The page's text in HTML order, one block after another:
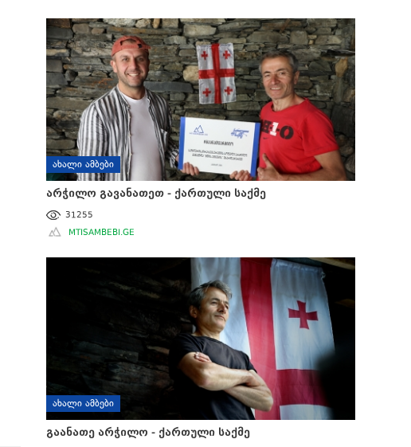
ᲐᲮᲐᲚᲘ ᲐᲛᲑᲔᲑᲘ
არჭილო გავანათეთ - ქართული საქმე
31255
MTISAMBEBI.GE
ᲐᲮᲐᲚᲘ ᲐᲛᲑᲔᲑᲘ
გაანათე არჭილო - ქართული საქმე